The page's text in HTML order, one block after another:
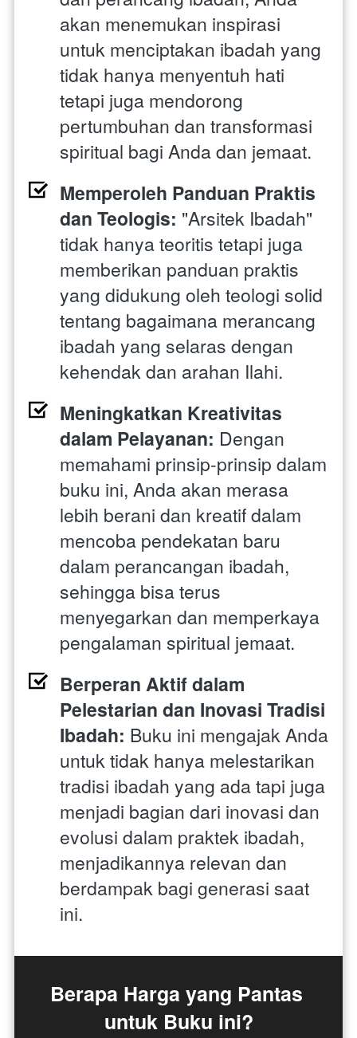
akan menemukan inspirasi
untuk menciptakan ibadah yang
tidak hanya menyentuh hati
tetapi juga mendorong
pertumbuhan dan transformasi
spiritual bagi Anda dan jemaat.
Memperoleh Panduan Praktis
dan Teologis: "Arsitek Ibadah"
tidak hanya teoritis tetapi juga
memberikan panduan praktis
yang didukung oleh teologi solid
tentang bagaimana merancang
ibadah yang selaras dengan
kehendak dan arahan Ilahi.
Meningkatkan Kreativitas
dalam Pelayanan: Dengan
memahami prinsip-prinsip dalam
buku ini, Anda akan merasa
lebih berani dan kreatif dalam
mencoba pendekatan baru
dalam perancangan ibadah,
sehingga bisa terus
menyegarkan dan memperkaya
pengalaman spiritual jemaat.
Berperan Aktif dalam
Pelestarian dan Inovasi Tradisi
Ibadah: Buku ini mengajak Anda
untuk tidak hanya melestarikan
tradisi ibadah yang ada tapi juga
menjadi bagian dari inovasi dan
evolusi dalam praktek ibadah,
menjadikannya relevan dan
berdampak bagi generasi saat
ini.
Berapa Harga yang Pantas
untuk Buku ini?